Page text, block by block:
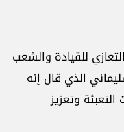
للقيادة والشعب
الذي قال إنه
وتعزيز